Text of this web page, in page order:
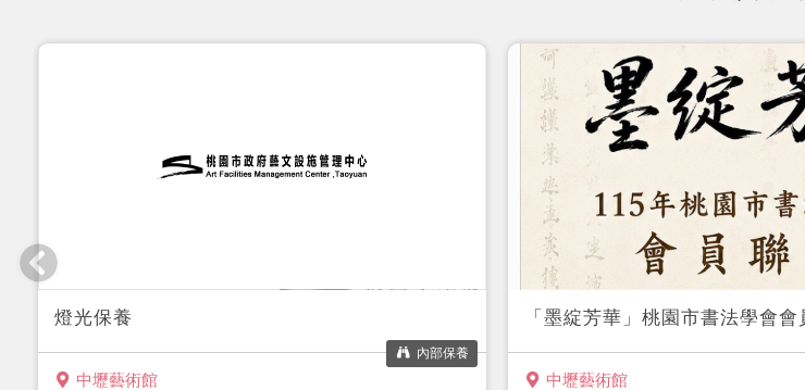
燈光保養
中壢藝術館
內部保養
「墨綻芳華」桃園市書法學會會
中壢藝術館